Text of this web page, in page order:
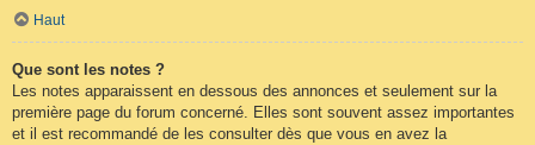
Haut
Que sont les notes ?
Les notes apparaissent en dessous des annonces et seulement sur la
première page du forum concerné. Elles sont souvent assez importantes
et il est recommandé de les consulter dès que vous en avez la